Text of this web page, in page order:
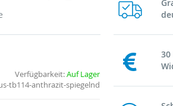
Verfügbarkeit:Auf Lager
tb114-anthrazit-spiegelnd
30